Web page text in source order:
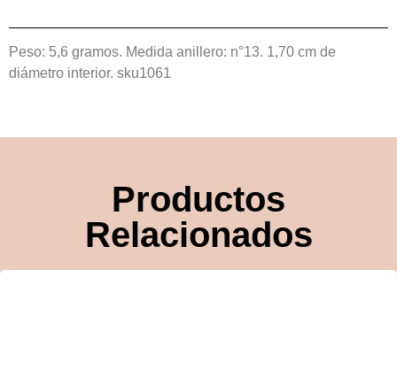
Peso: 5,6 gramos. Medida anillero: n°13. 1,70 cm de
diámetro interior. sku1061
Productos
Relacionados